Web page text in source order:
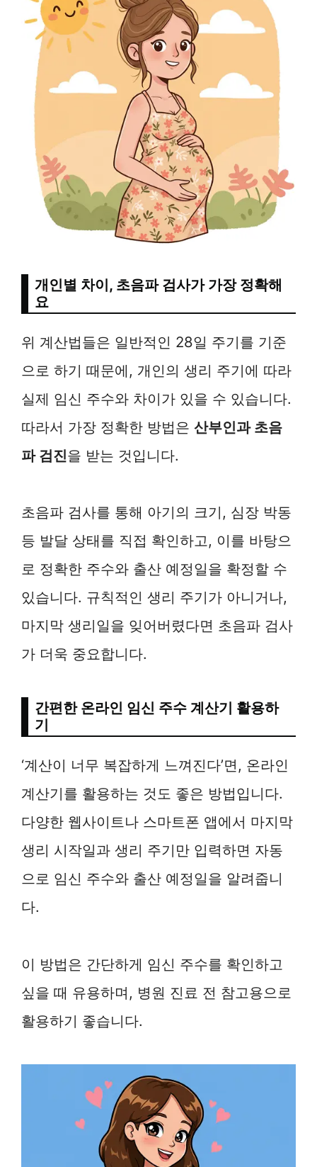
개인별 차이, 초음파 검사가 가장 정확해
요
위 계산법들은 일반적인 28일 주기를 기준
으로 하기 때문에, 개인의 생리 주기에 따라
실제 임신 주수와 차이가 있을 수 있습니다.
따라서 가장 정확한 방법은 산부인과 초음
파 검진을 받는 것입니다.
초음파 검사를 통해 아기의 크기, 심장 박동
등 발달 상태를 직접 확인하고, 이를 바탕으
로 정확한 주수와 출산 예정일을 확정할 수
있습니다. 규칙적인 생리 주기가 아니거나,
마지막 생리일을 잊어버렸다면 초음파 검사
가 더욱 중요합니다.
간편한 온라인 임신 주수 계산기 활용하
기
‘계산이 너무 복잡하게 느껴진다’면, 온라인
계산기를 활용하는 것도 좋은 방법입니다.
다양한 웹사이트나 스마트폰 앱에서 마지막
생리 시작일과 생리 주기만 입력하면 자동
으로 임신 주수와 출산 예정일을 알려줍니
다.
이 방법은 간단하게 임신 주수를 확인하고
싶을 때 유용하며, 병원 진료 전 참고용으로
활용하기 좋습니다.